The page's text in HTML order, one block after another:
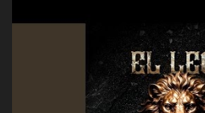
corriente no quieren verte subir de
A veces me pongo un sombrero a
con la mirada siempre en alto A veces
me fajó una Glock siempre armado
traigo El chiste es que hago lo que